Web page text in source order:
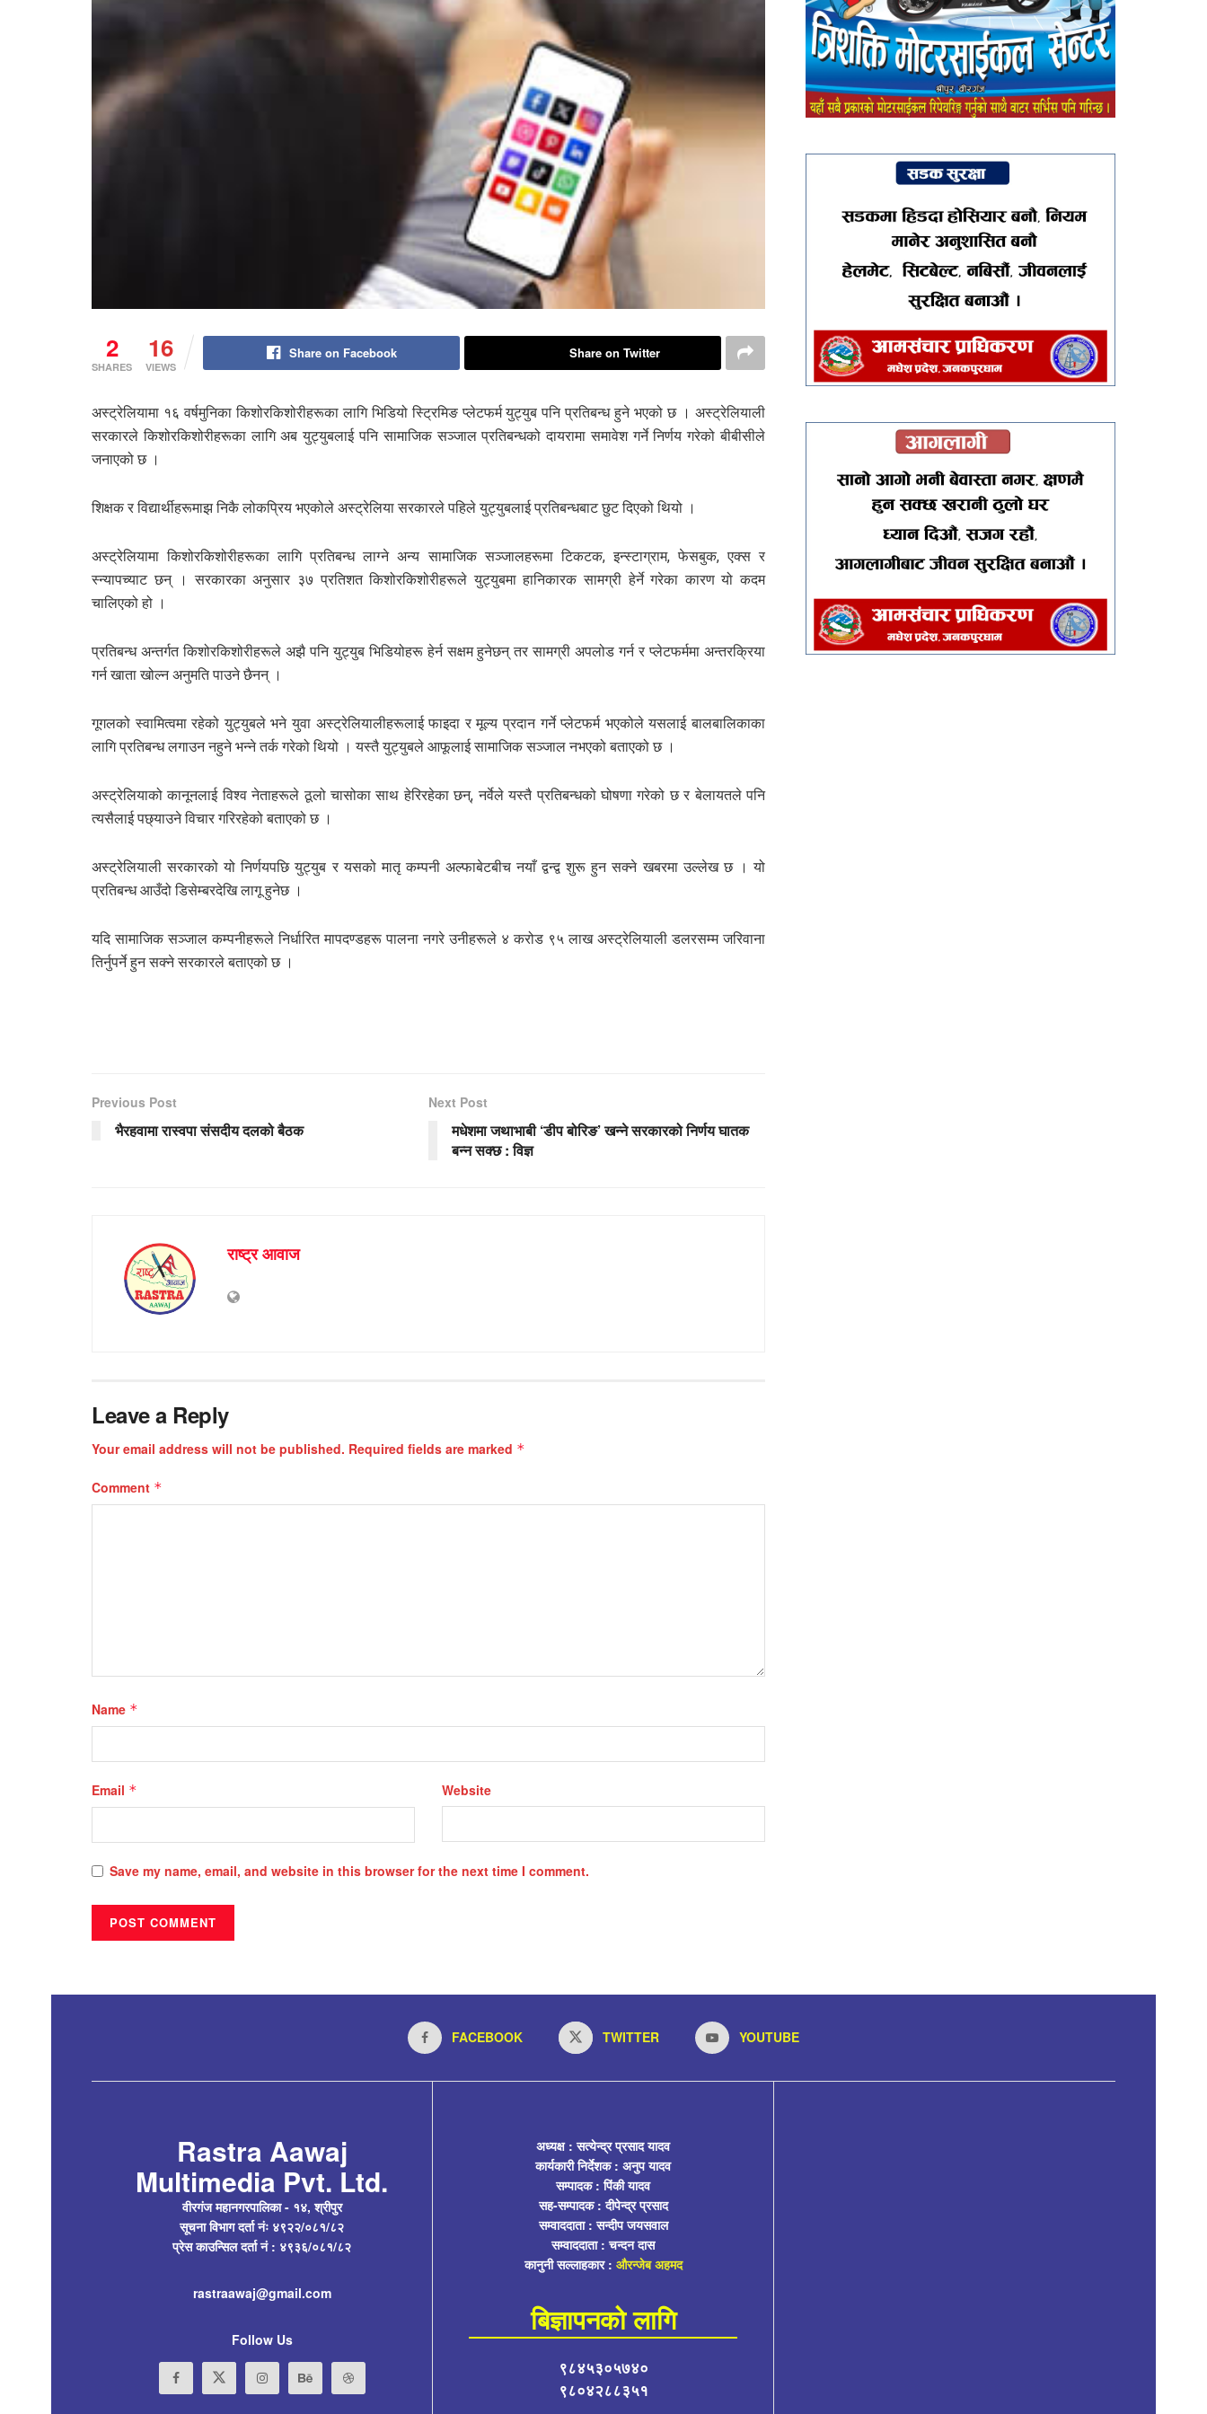
2
SHARES
16
VIEWS
Share on Facebook Share on Twitter
अस्ट्रेलियामा १६ वर्षमुनिका किशोरकिशोरीहरूका लागि भिडियो स्ट्रिमिङ प्लेटफर्म युट्युब पनि प्रतिबन्ध हुने भएको छ । अस्ट्रेलियाली
सरकारले किशोरकिशोरीहरूका लागि अब युट्युबलाई पनि सामाजिक सञ्जाल प्रतिबन्धको दायरामा समावेश गर्ने निर्णय गरेको बीबीसीले
जनाएको छ ।
शिक्षक र विद्यार्थीहरूमाझ निकै लोकप्रिय भएकोले अस्ट्रेलिया सरकारले पहिले युट्युबलाई प्रतिबन्धबाट छुट दिएको थियो ।
अस्ट्रेलियामा किशोरकिशोरीहरूका लागि प्रतिबन्ध लाग्ने अन्य सामाजिक सञ्जालहरूमा टिकटक, इन्स्टाग्राम, फेसबुक, एक्स र
स्न्यापच्याट छन् । सरकारका अनुसार ३७ प्रतिशत किशोरकिशोरीहरूले युट्युबमा हानिकारक सामग्री हेर्ने गरेका कारण यो कदम
चालिएको हो ।
प्रतिबन्ध अन्तर्गत किशोरकिशोरीहरूले अझै पनि युट्युब भिडियोहरू हेर्न सक्षम हुनेछन् तर सामग्री अपलोड गर्न र प्लेटफर्ममा अन्तरक्रिया
गर्न खाता खोल्न अनुमति पाउने छैनन् ।
गूगलको स्वामित्वमा रहेको युट्युबले भने युवा अस्ट्रेलियालीहरूलाई फाइदा र मूल्य प्रदान गर्ने प्लेटफर्म भएकोले यसलाई बालबालिकाका
लागि प्रतिबन्ध लगाउन नहुने भन्ने तर्क गरेको थियो । यस्तै युट्युबले आफूलाई सामाजिक सञ्जाल नभएको बताएको छ ।
अस्ट्रेलियाको कानूनलाई विश्व नेताहरूले ठूलो चासोका साथ हेरिरहेका छन्, नर्वेले यस्तै प्रतिबन्धको घोषणा गरेको छ र बेलायतले पनि
त्यसैलाई पछ्याउने विचार गरिरहेको बताएको छ ।
अस्ट्रेलियाली सरकारको यो निर्णयपछि युट्युब र यसको मातृ कम्पनी अल्फाबेटबीच नयाँ द्वन्द्व शुरू हुन सक्ने खबरमा उल्लेख छ । यो
प्रतिबन्ध आउँदो डिसेम्बरदेखि लागू हुनेछ ।
यदि सामाजिक सञ्जाल कम्पनीहरूले निर्धारित मापदण्डहरू पालना नगरे उनीहरूले ४ करोड ९५ लाख अस्ट्रेलियाली डलरसम्म जरिवाना
तिर्नुपर्ने हुन सक्ने सरकारले बताएको छ ।
Previous Post
भैरहवामा रास्वपा संसदीय दलको बैठक
Next Post
मधेशमा जथाभाबी ‘डीप बोरिङ’ खन्ने सरकारको निर्णय घातक
बन्न सक्छ : विज्ञ
राष्ट्र आवाज
Leave a Reply
Your email address will not be published. Required fields are marked *
Comment *
Name *
Email * Website
Save my name, email, and website in this browser for the next time I comment.
FACEBOOK TWITTER YOUTUBE
Rastra Aawaj
Multimedia Pvt. Ltd.
वीरगंज महानगरपालिका - १४, श्रीपुर
सूचना विभाग दर्ता नंः ४९२२/०८१/८२
प्रेस काउन्सिल दर्ता नं : ४९३६/०८१/८२
rastraawaj@gmail.com
Follow Us
अध्यक्ष : सत्येन्द्र प्रसाद यादव
कार्यकारी निर्देशक : अनुप यादव
सम्पादक : पिंकी यादव
सह-सम्पादक : दीपेन्द्र प्रसाद
सम्वाददाता : सन्दीप जयसवाल
सम्वाददाता : चन्दन दास
कानुनी सल्लाहकार : औरन्जेब अहमद
बिज्ञापनको लागि
९८४५३०५७४०
९८०४२८८३५१